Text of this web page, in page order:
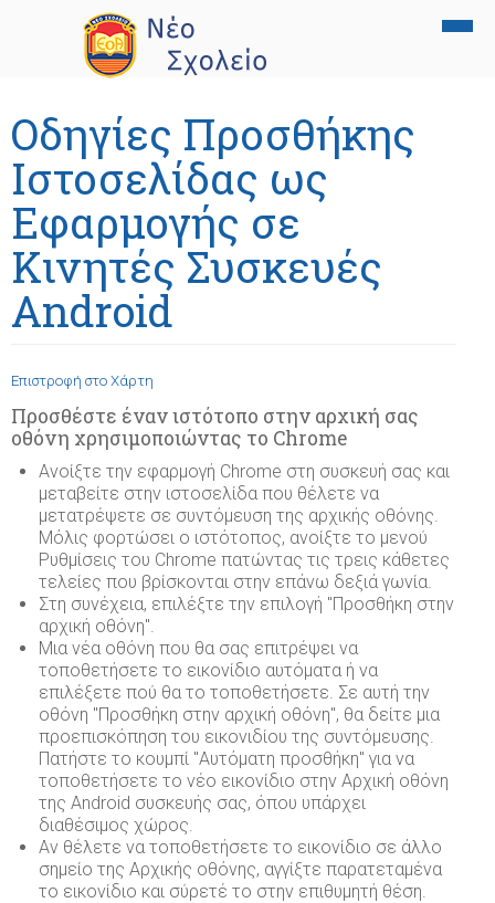
Οδηγίες Προσθήκης
Ιστοσελίδας ως
Εφαρμογής σε
Κινητές Συσκευές
Android
Επιστροφή στο Χάρτη
Προσθέστε έναν ιστότοπο στην αρχική σας
οθόνη χρησιμοποιώντας το Chrome
Ανοίξτε την εφαρμογή Chrome στη συσκευή σας και
μεταβείτε στην ιστοσελίδα που θέλετε να
μετατρέψετε σε συντόμευση της αρχικής οθόνης.
Μόλις φορτώσει ο ιστότοπος, ανοίξτε το μενού
Ρυθμίσεις του Chrome πατώντας τις τρεις κάθετες
τελείες που βρίσκονται στην επάνω δεξιά γωνία.
Στη συνέχεια, επιλέξτε την επιλογή "Προσθήκη στην
αρχική οθόνη".
Μια νέα οθόνη που θα σας επιτρέψει να
τοποθετήσετε το εικονίδιο αυτόματα ή να
επιλέξετε πού θα το τοποθετήσετε. Σε αυτή την
οθόνη "Προσθήκη στην αρχική οθόνη", θα δείτε μια
προεπισκόπηση του εικονιδίου της συντόμευσης.
Πατήστε το κουμπί "Αυτόματη προσθήκη" για να
τοποθετήσετε το νέο εικονίδιο στην Αρχική οθόνη
της Android συσκευής σας, όπου υπάρχει
διαθέσιμος χώρος.
Αν θέλετε να τοποθετήσετε το εικονίδιο σε άλλο
σημείο της Αρχικής οθόνης, αγγίξτε παρατεταμένα
το εικονίδιο και σύρετέ το στην επιθυμητή θέση.
Το σχολείο
Όραμα - αξίες
Οι στόχοι μας
Ανθρώπινο δυναμικό
Εγκαταστάσεις
Εκπαίδευση
Γυμνάσιο
Γενικό Λύκειο
Ξένες γλώσσες
Εργαστήριο Φυσικών Επιστημών
Εσωτερικό φροντιστήριο - Ενισχυτική Διδασκαλία
Εσωτερικός κανονισμός λειτουργίας
Οδηγός Σταδιοδρομίας
Σχολική ζωή
Θεατρική ομάδα
Μουσικό τμήμα
Τμήμα καλλιτεχνικών
Εκδηλώσεις
Μορφωτικές επισκέψεις
Εκδόσεις
Ανταλλαγές με σχολεία του εξωτερικού
Νέο Σχολείο και αθλητισμός
Γονείς
Εγγραφές - δίδακτρα
Γραφείο επαγγελματικού προσανατολισμού
Νέα
Επικοινωνία
Υποτροφίες 2026
Φόρμα Εκδήλωσης Ενδιαφέροντος Νέου Μαθητή
Αίτηση Εγγραφής / Επανεγγραφής